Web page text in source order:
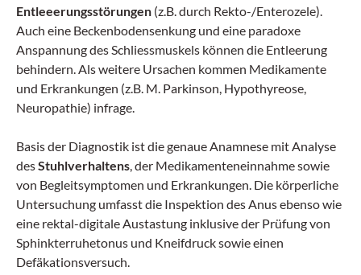
Entleeerungsstörungen (z.B. durch Rekto-/Enterozele).
Auch eine Beckenbodensenkung und eine paradoxe
Anspannung des Schliessmuskels können die Entleerung
behindern. Als weitere Ursachen kommen Medikamente
und Erkrankungen (z.B. M. Parkinson, Hypothyreose,
Neuropathie) infrage.
Basis der Diagnostik ist die genaue Anamnese mit Analyse
desStuhlverhaltens , der Medikamenteneinnahme sowie
von Begleitsymptomen und Erkrankungen. Die körperliche
Untersuchung umfasst die Inspektion des Anus ebenso wie
eine rektal-digitale Austastung inklusive der Prüfung von
Sphinkterruhetonus und Kneifdruck sowie einen
Defäkationsversuch.